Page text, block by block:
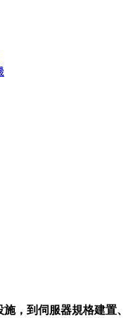
，到伺服器規格建置、